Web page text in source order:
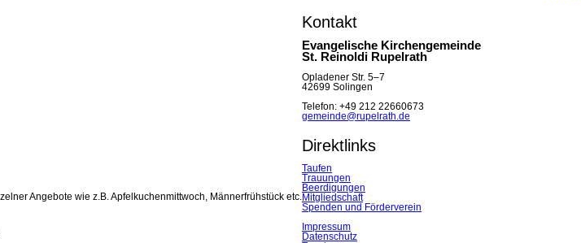
Angebote wie z.B. Apfelkuchenmittwoch, Männerfrühstück etc.
Kontakt
Evangelische Kirchengemeinde
St. Reinoldi Rupelrath
Opladener Str. 5–7
42699 Solingen
Telefon: +49 212 22660673
gemeinde@rupelrath.de
Direktlinks
Taufen
Trauungen
Beerdigungen
Mitgliedschaft
Spenden und Förderverein
Impressum
Datenschutz